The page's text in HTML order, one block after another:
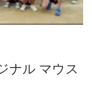
ナル マウス